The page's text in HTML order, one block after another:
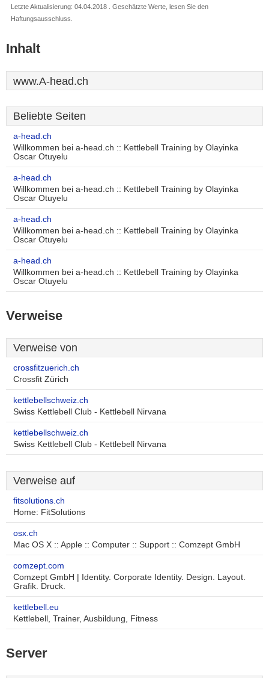
Letzte Aktualisierung: 04.04.2018 . Geschätzte Werte, lesen Sie den
Haftungsausschluss.
Inhalt
www.A-head.ch
Beliebte Seiten
a-head.ch
Willkommen bei a-head.ch :: Kettlebell Training by Olayinka
Oscar Otuyelu
a-head.ch
Willkommen bei a-head.ch :: Kettlebell Training by Olayinka
Oscar Otuyelu
a-head.ch
Willkommen bei a-head.ch :: Kettlebell Training by Olayinka
Oscar Otuyelu
a-head.ch
Willkommen bei a-head.ch :: Kettlebell Training by Olayinka
Oscar Otuyelu
Verweise
Verweise von
crossfitzuerich.ch
Crossfit Zürich
kettlebellschweiz.ch
Swiss Kettlebell Club - Kettlebell Nirvana
kettlebellschweiz.ch
Swiss Kettlebell Club - Kettlebell Nirvana
Verweise auf
fitsolutions.ch
Home: FitSolutions
osx.ch
Mac OS X :: Apple :: Computer :: Support :: Comzept GmbH
comzept.com
Comzept GmbH | Identity. Corporate Identity. Design. Layout.
Grafik. Druck.
kettlebell.eu
Kettlebell, Trainer, Ausbildung, Fitness
Server